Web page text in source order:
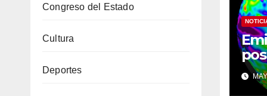
Congreso del Estado
Cultura
Deportes
«El